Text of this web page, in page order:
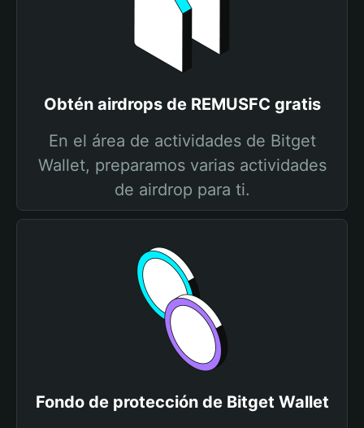
Obtén airdrops de REMUSFC gratis
En el área de actividades de Bitget
Wallet, preparamos varias actividades
de airdrop para ti.
Fondo de protección de Bitget Wallet